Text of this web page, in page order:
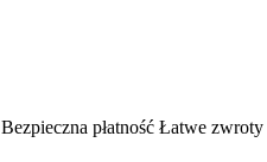
Bezpieczna płatność Łatwe zwroty